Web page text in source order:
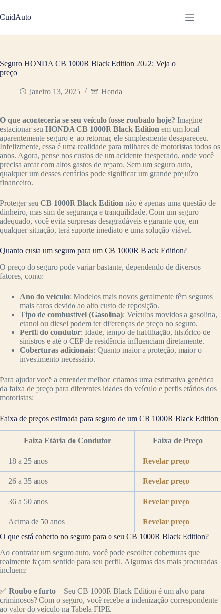
para
o
CuidAuto
Seguro HONDA CB 1000R Black Edition 2022: Veja o
preço
janeiro 13, 2025 Honda
O que aconteceria se seu veículo fosse roubado hoje? Imagine
estacionar seu HONDA CB 1000R Black Edition em um local
aparentemente seguro e, ao retornar, ele simplesmente desapareceu.
Infelizmente, essa é uma realidade para milhares de motoristas todos os
anos. Agora, pense nos custos de um acidente inesperado, onde você
precisa arcar com altos gastos de reparo. Sem um seguro auto,
qualquer um desses cenários pode significar um grande prejuízo
financeiro.
Proteger seu CB 1000R Black Edition não é apenas uma questão de
dinheiro, mas sim de segurança e tranquilidade. Com um seguro
adequado, você evita surpresas desagradáveis e garante que, em
qualquer situação, terá suporte imediato e uma solução viável.
Quanto custa um seguro para um CB 1000R Black Edition?
O preço do seguro pode variar bastante, dependendo de diversos
fatores, como:
Ano do veículo: Modelos mais novos geralmente têm seguros
mais caros devido ao alto custo de reposição.
Tipo de combustível (Gasolina): Veículos movidos a gasolina,
etanol ou diesel podem ter diferenças de preço no seguro.
Perfil do condutor: Idade, tempo de habilitação, histórico de
sinistros e até o CEP de residência influenciam diretamente.
Coberturas adicionais: Quanto maior a proteção, maior o
investimento necessário.
Para ajudar você a entender melhor, criamos uma estimativa genérica
da faixa de preço para diferentes idades do veículo e perfis etários dos
motoristas:
Faixa de preços estimada para seguro de um CB 1000R Black Edition
Faixa Etária do Condutor Faixa de Preço
18 a 25 anos Revelar preço
26 a 35 anos Revelar preço
36 a 50 anos Revelar preço
Acima de 50 anos
Revelar preço
O que está coberto no seguro para o seu CB 1000R Black Edition?
Ao contratar um seguro auto, você pode escolher coberturas que
realmente façam sentido para seu perfil. Algumas das mais procuradas
incluem:
✅ Roubo e furto – Seu CB 1000R Black Edition é um alvo para
criminosos? Com o seguro, você recebe a indenização correspondente
ao valor do veículo na Tabela FIPE.